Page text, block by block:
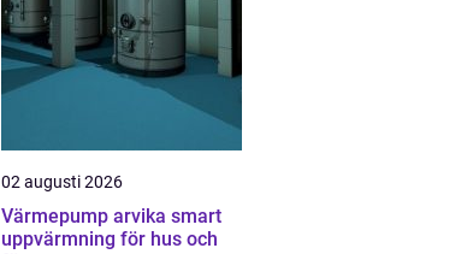
02 augusti 2026
Värmepump arvika smart
uppvärmning för hus och